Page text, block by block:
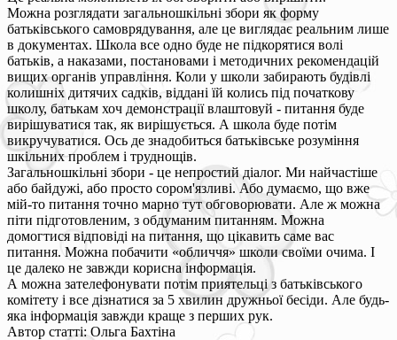
Можна розглядати загальношкільні збори як форму
батьківського самоврядування, але це виглядає реальним лише
в документах. Школа все одно буде не підкорятися волі
батьків, а наказами, постановами і методичних рекомендацій
вищих органів управління. Коли у школи забирають будівлі
колишніх дитячих садків, віддані їй колись під початкову
школу, батькам хоч демонстрації влаштовуй - питання буде
вирішуватися так, як вирішується. А школа буде потім
викручуватися. Ось де знадобиться батьківське розуміння
шкільних проблем і труднощів.
Загальношкільні збори - це непростий діалог. Ми найчастіше
або байдужі, або просто сором'язливі. Або думаємо, що вже
мій-то питання точно марно тут обговорювати. Але ж можна
піти підготовленим, з обдуманим питанням. Можна
домогтися відповіді на питання, що цікавить саме вас
питання. Можна побачити «обличчя» школи своїми очима. І
це далеко не завжди корисна інформація.
А можна зателефонувати потім приятельці з батьківського
комітету і все дізнатися за 5 хвилин дружньої бесіди. Але будь-
яка інформація завжди краще з перших рук.
Автор статті: Ольга Бахтіна